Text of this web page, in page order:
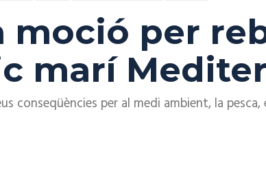
moció per
marí
conseqüències per al medi ambient, la